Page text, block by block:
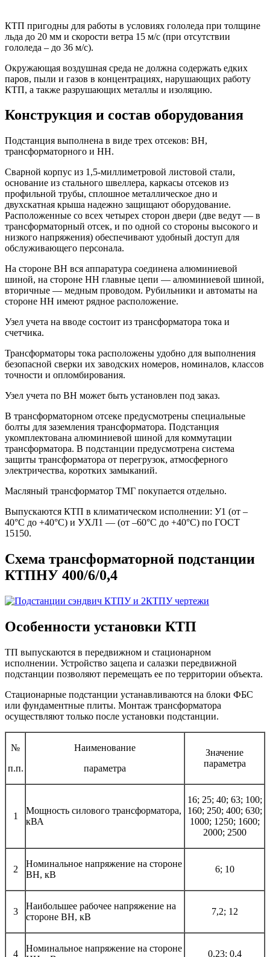
КТП пригодны для работы в условиях гололеда при толщине
льда до 20 мм и скорости ветра 15 м/с (при отсутствии
гололеда – до 36 м/с).
Окружающая воздушная среда не должна содержать едких
паров, пыли и газов в концентрациях, нарушающих работу
КТП, а также разрушающих металлы и изоляцию.
Конструкция и состав оборудования
Подстанция выполнена в виде трех отсеков: ВН,
трансформаторного и НН.
Сварной корпус из 1,5-миллиметровой листовой стали,
основание из стального швеллера, каркасы отсеков из
профильной трубы, сплошное металлическое дно и
двухскатная крыша надежно защищают оборудование.
Расположенные со всех четырех сторон двери (две ведут — в
трансформаторный отсек, и по одной со стороны высокого и
низкого напряжения) обеспечивают удобный доступ для
обслуживающего персонала.
На стороне ВН вся аппаратура соединена алюминиевой
шиной, на стороне НН главные цепи — алюминиевой шиной,
вторичные — медным проводом. Рубильники и автоматы на
стороне НН имеют рядное расположение.
Узел учета на вводе состоит из трансформатора тока и
счетчика.
Трансформаторы тока расположены удобно для выполнения
безопасной сверки их заводских номеров, номиналов, классов
точности и опломбирования.
Узел учета по ВН может быть установлен под заказ.
В трансформаторном отсеке предусмотрены специальные
болты для заземления трансформатора. Подстанция
укомплектована алюминиевой шиной для коммутации
трансформатора. В подстанции предусмотрена система
защиты трансформатора от перегрузок, атмосферного
электричества, коротких замыканий.
Масляный трансформатор ТМГ покупается отдельно.
Выпускаются КТП в климатическом исполнении: У1 (от –
40°C до +40°C) и УХЛ1 — (от –60°C до +40°C) по ГОСТ
15150.
Схема трансформаторной подстанции
КТПНУ 400/6/0,4
Особенности установки КТП
ТП выпускаются в передвижном и стационарном
исполнении. Устройство зацепа и салазки передвижной
подстанции позволяют перемещать ее по территории объекта.
Стационарные подстанции устанавливаются на блоки ФБС
или фундаментные плиты. Монтаж трансформатора
осуществляют только после установки подстанции.
№
п.п.
Наименование
параметра
Значение
параметра
1
Мощность силового трансформатора,
кВА
16; 25; 40; 63; 100;
160; 250; 400; 630;
1000; 1250; 1600;
2000; 2500
2
Номинальное напряжение на стороне
ВН, кВ
6; 10
3
Наибольшее рабочее напряжение на
стороне ВН, кВ
7,2; 12
4
Номинальное напряжение на стороне
0,23; 0,4